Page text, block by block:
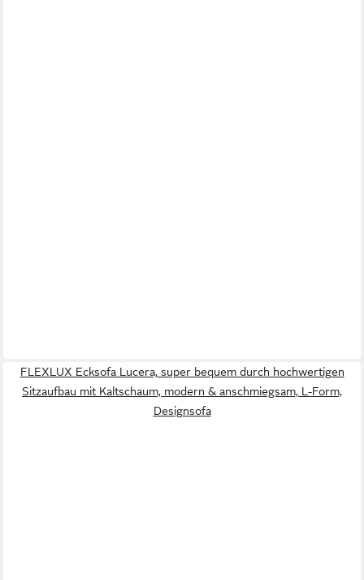
FLEXLUX Ecksofa Lucera, super bequem durch hochwertigen
Sitzaufbau mit Kaltschaum, modern & anschmiegsam, L-Form,
Designsofa